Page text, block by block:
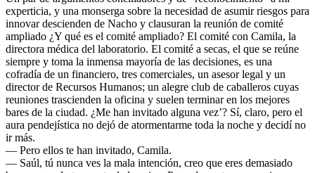
experticia, y una monserga sobre la necesidad de asumir riesgos para
innovar descienden de Nacho y clausuran la reunión de comité
ampliado ¿Y qué es el comité ampliado? El comité con Camila, la
directora médica del laboratorio. El comité a secas, el que se reúne
siempre y toma la inmensa mayoría de las decisiones, es una
cofradía de un financiero, tres comerciales, un asesor legal y un
director de Recursos Humanos; un alegre club de caballeros cuyas
reuniones trascienden la oficina y suelen terminar en los mejores
bares de la ciudad. ¿Me han invitado alguna vez’? Sí, claro, pero el
aura pendejística no dejó de atormentarme toda la noche y decidí no
ir más.
— Pero ellos te han invitado, Camila.
— Saúl, tú nunca ves la mala intención, creo que eres demasiado